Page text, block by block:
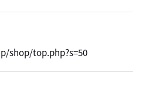
shop/top.php?s=50